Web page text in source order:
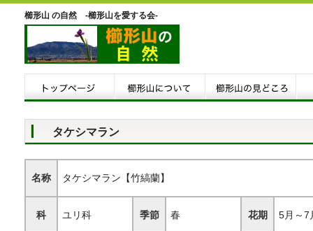
櫛形山 の自然 -櫛形山を愛する会-
タケシマラン
名称 タケシマラン【竹縞蘭】
科 ユリ科 季節 春 花期 5月～7